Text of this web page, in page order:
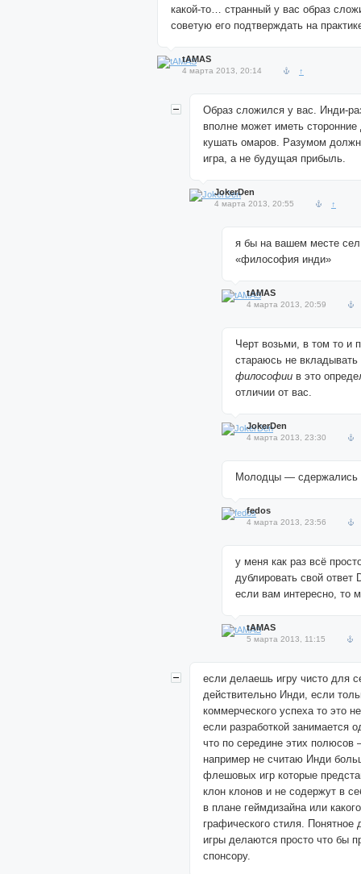
какой-то… странный у вас образ
советую его подтверждать на
tAMAS
4 марта 2013, 20:14 ↑
Образ сложился у вас. Инди-
вполне может иметь
кушать омаров. Разумом
игра, а не будущая прибыль.
JokerDen
4 марта 2013, 20:55 ↑
я бы на вашем месте
«философия инди»
tAMAS
4 марта 2013, 20:59
Черт возьми, в том то и
стараюсь не вкладывать
философии в это
отличии от вас.
JokerDen
4 марта 2013, 23:30
Молодцы — сдержались
fedos
4 марта 2013, 23:56
у меня как раз всё
дублировать свой ответ
если вам интересно, то
tAMAS
5 марта 2013, 11:15
если делаешь игру чисто для
действительно Инди, если
коммерческого успеха то это
если разработкой занимается
что по середине этих полюсов
например не считаю Инди
флешовых игр которые
клон клонов и не содержут в
в плане геймдизайна или
графического стиля. Понятное
игры делаются просто что бы
спонсору.